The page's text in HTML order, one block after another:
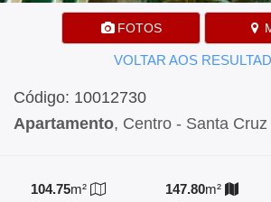
FOTOS
VOLTAR AOS
Código: 10012730
Apartamento, Centro - Santa Cruz
104.75m²
147.80m²